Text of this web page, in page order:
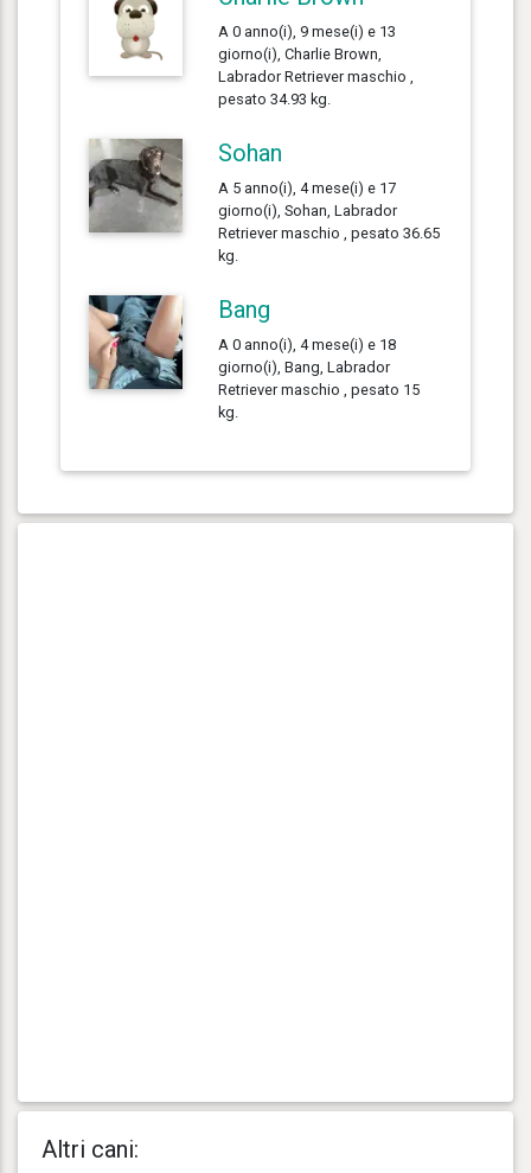
A 0 anno(i), 9 mese(i) e 13
giorno(i), Charlie Brown,
Labrador Retriever maschio ,
pesato 34.93 kg.
Sohan
A 5 anno(i), 4 mese(i) e 17
giorno(i), Sohan, Labrador
Retriever maschio , pesato 36.65
kg.
Bang
A 0 anno(i), 4 mese(i) e 18
giorno(i), Bang, Labrador
Retriever maschio , pesato 15
kg.
Altri cani: